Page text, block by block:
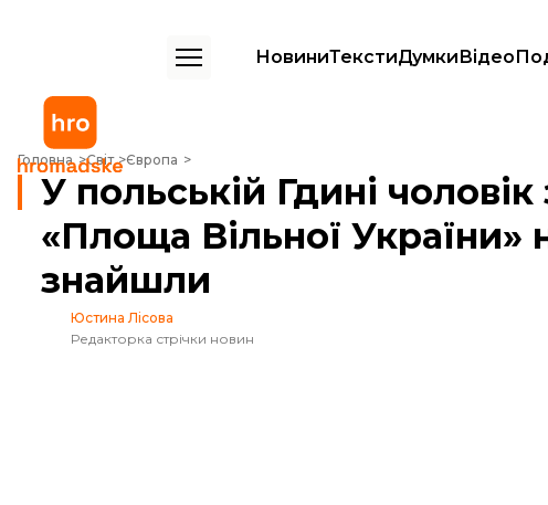
НовиниТекстиДумкиВідео
Головна Світ Європа
У польській Гдині чоловік заклеїв табличку з написом «Площа Вільної
У польській Гдині
«Площа Вільної України»
знайшли
Юстина Лісова
Редакторка стрічки новин